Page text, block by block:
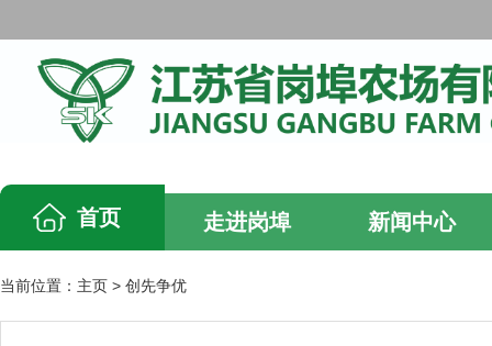
首页 走进岗埠 新闻中心
当前位置： 主页 > 创先争优